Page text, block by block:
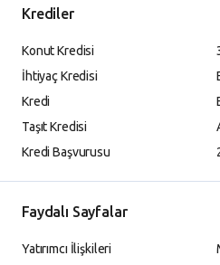
Krediler
Konut Kredisi
İhtiyaç Kredisi
Kredi
Taşıt Kredisi
Kredi Başvurusu
Faydalı Sayfalar
Yatırımcı İlişkileri